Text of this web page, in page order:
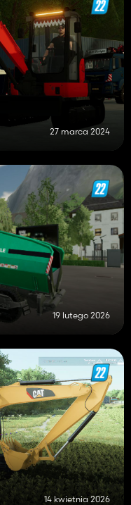
27 marca 2024
19 lutego 2026
14 kwietnia 2026